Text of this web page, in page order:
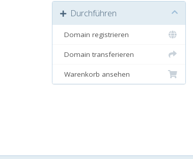
Durchführen
Domain registrieren
Domain transferieren
Warenkorb ansehen